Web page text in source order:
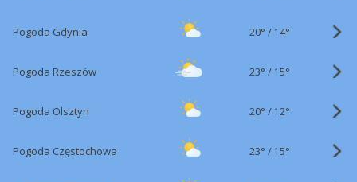
Pogoda Gdynia 20° / 14°
Pogoda Rzeszów 23° / 15°
Pogoda Olsztyn 20° / 12°
Pogoda Częstochowa 23° / 15°